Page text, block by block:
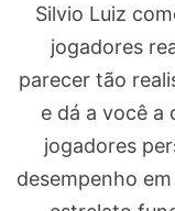
Silvio Luiz
jogadores
parecer tão
e dá a você a
jogadores
desempenho